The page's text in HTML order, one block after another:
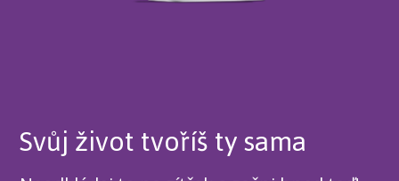
Svůj život tvoříš ty sama